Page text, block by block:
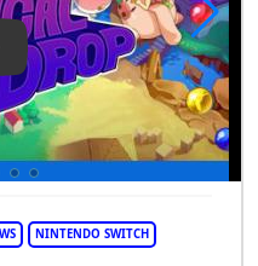
Video: Magical Drop VI
NINTENDO SWITCH